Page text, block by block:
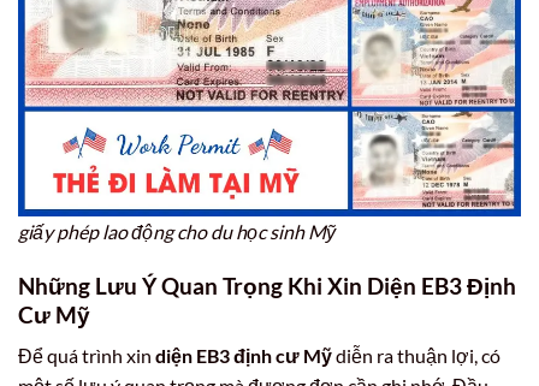
giấy phép lao động cho du học sinh Mỹ
Những Lưu Ý Quan Trọng Khi Xin Diện EB3 Định
Cư Mỹ
Để quá trình xin diện EB3 định cư Mỹdiễn ra thuận lợi, có